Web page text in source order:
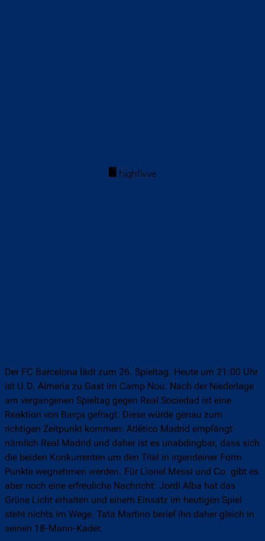
Der FC Barcelona lädt zum 26. Spieltag. Heute um 21:00 Uhr
ist U.D. Almería zu Gast im Camp Nou. Nach der Niederlage
am vergangenen Spieltag gegen Real Sociedad ist eine
Reaktion von Barça gefragt. Diese würde genau zum
richtigen Zeitpunkt kommen: Atlético Madrid empfängt
nämlich Real Madrid und daher ist es unabdingbar, dass sich
die beiden Konkurrenten um den Titel in irgendeiner Form
Punkte wegnehmen werden. Für Lionel Messi und Co. gibt es
aber noch eine erfreuliche Nachricht: Jordi Alba hat das
Grüne Licht erhalten und einem Einsatz im heutigen Spiel
steht nichts im Wege. Tata Martino berief ihn daher gleich in
seinen 18-Mann-Kader.